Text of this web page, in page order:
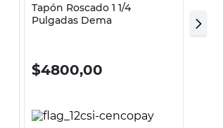
Tapón Roscado 1 1/4
Pulgadas Dema
$4800,00